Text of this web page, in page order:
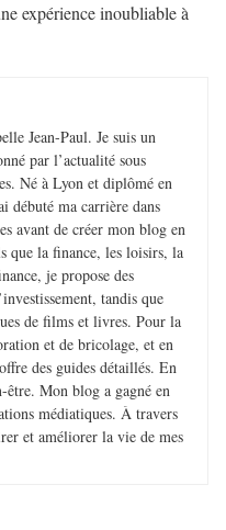
expérience inoubliable à
Jean-Paul. Je suis un
par l’actualité sous
Né à Lyon et diplômé en
débuté ma carrière dans
avant de créer mon blog en
que la finance, les loisirs, la
je propose des
tandis que
de films et livres. Pour la
et de bricolage, et en
des guides détaillés. En
Mon blog a gagné en
médiatiques. À travers
et améliorer la vie de mes